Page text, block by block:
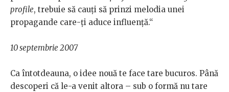
profile, trebuie să cauți să prinzi melodia unei
propagande care-ți aduce influență.“
10 septembrie 2007
Ca întotdeauna, o idee nouă te face tare bucuros. Până
descoperi că le-a venit altora – sub o formă nu tare